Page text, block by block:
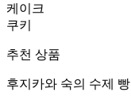
케이크
쿠키
추천 상품
후지카와 숙의 수제 빵